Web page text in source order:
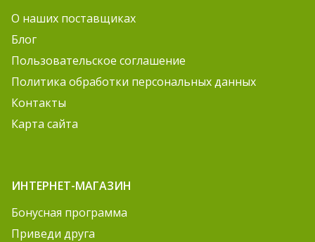
О наших поставщиках
Блог
Пользовательское соглашение
Политика обработки персональных данных
Контакты
Карта сайта
ИНТЕРНЕТ-МАГАЗИН
Бонусная программа
Приведи друга